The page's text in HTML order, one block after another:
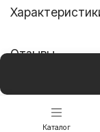
Отзывы
Каталог